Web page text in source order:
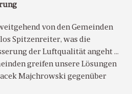
von den Gemeinden
Spitzenreiter, was die
der Luftqualität angeht …
greifen unsere Lösungen
Majchrowski gegenüber